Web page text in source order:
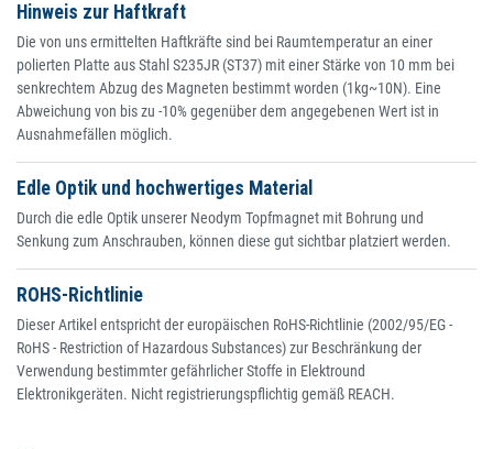
Hinweis zur Haftkraft
Die von uns ermittelten Haftkräfte sind bei Raumtemperatur an einer
polierten Platte aus Stahl S235JR (ST37) mit einer Stärke von 10 mm bei
senkrechtem Abzug des Magneten bestimmt worden (1kg~10N). Eine
Abweichung von bis zu -10% gegenüber dem angegebenen Wert ist in
Ausnahmefällen möglich.
Edle Optik und hochwertiges Material
Durch die edle Optik unserer Neodym Topfmagnet mit Bohrung und
Senkung zum Anschrauben, können diese gut sichtbar platziert werden.
ROHS-Richtlinie
Dieser Artikel entspricht der europäischen RoHS-Richtlinie (2002/95/EG -
RoHS - Restriction of Hazardous Substances) zur Beschränkung der
Verwendung bestimmter gefährlicher Stoffe in Elektround
Elektronikgeräten. Nicht registrierungspflichtig gemäß REACH.